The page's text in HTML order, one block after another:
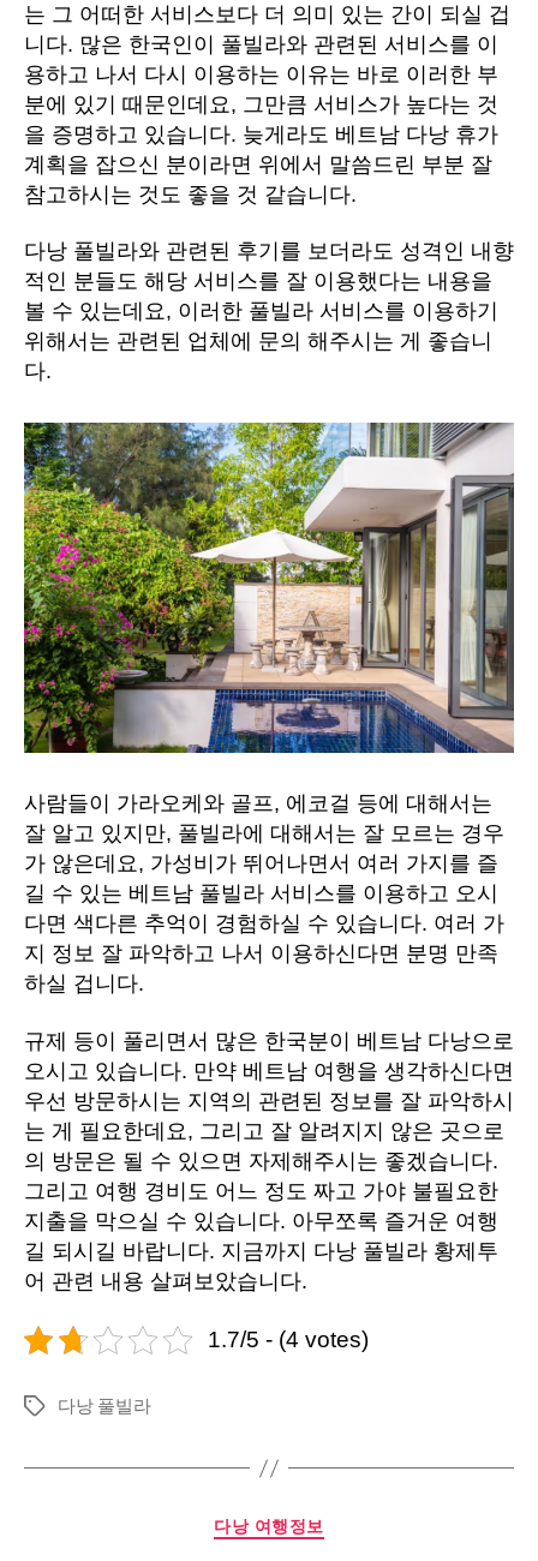
는 그 어떠한 서비스보다 더 의미 있는 간이 되실 겁
니다. 많은 한국인이 풀빌라와 관련된 서비스를 이
용하고 나서 다시 이용하는 이유는 바로 이러한 부
분에 있기 때문인데요, 그만큼 서비스가 높다는 것
을 증명하고 있습니다. 늦게라도 베트남 다낭 휴가
계획을 잡으신 분이라면 위에서 말씀드린 부분 잘
참고하시는 것도 좋을 것 같습니다.
다낭 풀빌라와 관련된 후기를 보더라도 성격인 내향
적인 분들도 해당 서비스를 잘 이용했다는 내용을
볼 수 있는데요, 이러한 풀빌라 서비스를 이용하기
위해서는 관련된 업체에 문의 해주시는 게 좋습니
다.
사람들이 가라오케와 골프, 에코걸 등에 대해서는
잘 알고 있지만, 풀빌라에 대해서는 잘 모르는 경우
가 않은데요, 가성비가 뛰어나면서 여러 가지를 즐
길 수 있는 베트남 풀빌라 서비스를 이용하고 오시
다면 색다른 추억이 경험하실 수 있습니다. 여러 가
지 정보 잘 파악하고 나서 이용하신다면 분명 만족
하실 겁니다.
규제 등이 풀리면서 많은 한국분이 베트남 다낭으로
오시고 있습니다. 만약 베트남 여행을 생각하신다면
우선 방문하시는 지역의 관련된 정보를 잘 파악하시
는 게 필요한데요, 그리고 잘 알려지지 않은 곳으로
의 방문은 될 수 있으면 자제해주시는 좋겠습니다.
그리고 여행 경비도 어느 정도 짜고 가야 불필요한
지출을 막으실 수 있습니다. 아무쪼록 즐거운 여행
길 되시길 바랍니다. 지금까지 다낭 풀빌라 황제투
어 관련 내용 살펴보았습니다.
1.7/5 - (4 votes)
Tags 다낭 풀빌라
Categories
다낭 여행정보